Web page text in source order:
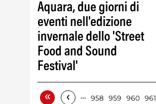
Aquara, due giorni di
eventi nell'edizione
invernale dello 'Street
Food and Sound
Festival'
« ‹ … 958 959 960 961